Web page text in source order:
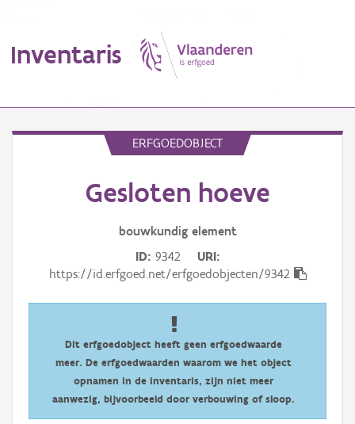
Inventaris
Persoon of collectief
Downloads
ERFGOEDOBJECT
Gesloten hoeve
bouwkundig element
ID 9342
URI
https://id.erfgoed.net/erfgoedobjecten/9342
Dit erfgoedobject heeft geen erfgoedwaarde
meer. De erfgoedwaarden waarom we het object
opnamen in de inventaris, zijn niet meer
aanwezig, bijvoorbeeld door verbouwing of sloop.